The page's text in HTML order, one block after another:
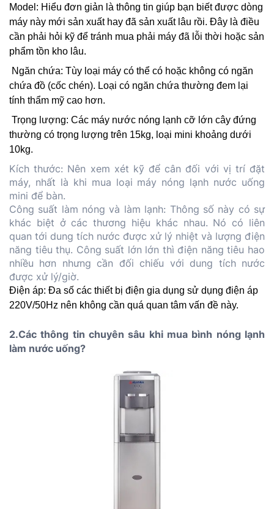
Model: Hiểu đơn giản là thông tin giúp bạn biết được dòng
máy này mới sản xuất hay đã sản xuất lâu rồi. Đây là điều
cần phải hỏi kỹ để tránh mua phải máy đã lỗi thời hoặc sản
phẩm tồn kho lâu.
Ngăn chứa: Tùy loại máy có thể có hoặc không có ngăn
chứa đồ (cốc chén). Loại có ngăn chứa thường đem lại
tính thẩm mỹ cao hơn.
Trọng lượng: Các máy nước nóng lạnh cỡ lớn cây đứng
thường có trọng lượng trên 15kg, loại mini khoảng dưới
10kg.
Kích thước: Nên xem xét kỹ để cân đối với vị trí đặt
máy, nhất là khi mua loại máy nóng lạnh nước uống
mini để bàn.
Công suất làm nóng và làm lạnh: Thông số này có sự
khác biệt ở các thương hiệu khác nhau. Nó có liên
quan tới dung tích nước được xử lý nhiệt và lượng điện
năng tiêu thụ. Công suất lớn lớn thì điện năng tiêu hao
nhiều hơn nhưng cần đối chiếu với dung tích nước
được xử lý/giờ.
Điện áp: Đa số các thiết bị điện gia dụng sử dụng điện áp
220V/50Hz nên không cần quá quan tâm vấn đề này.
2.Các thông tin chuyên sâu khi mua bình nóng lạnh
làm nước uống?